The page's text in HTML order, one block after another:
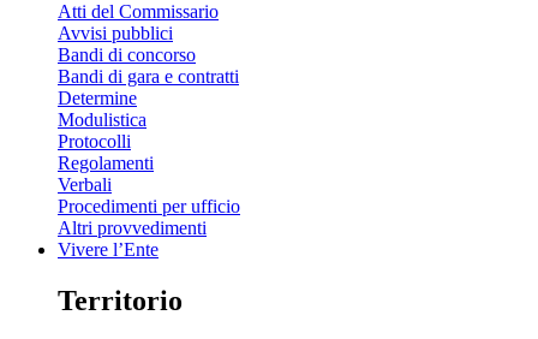
Atti del Commissario
Avvisi pubblici
Bandi di concorso
Bandi di gara e contratti
Determine
Modulistica
Protocolli
Regolamenti
Verbali
Procedimenti per ufficio
Altri provvedimenti
Vivere l’Ente
Territorio